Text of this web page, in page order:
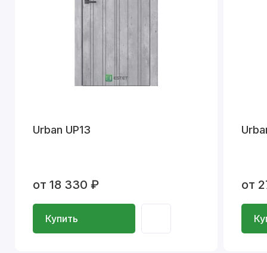
Urban UP13
от 18 330 ₽
Купить
от